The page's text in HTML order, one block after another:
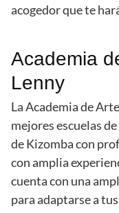
acogedor que te
Academia
Lenny
La Academia de
mejores escuelas
de Kizomba con
con amplia
cuenta con una
para adaptarse a